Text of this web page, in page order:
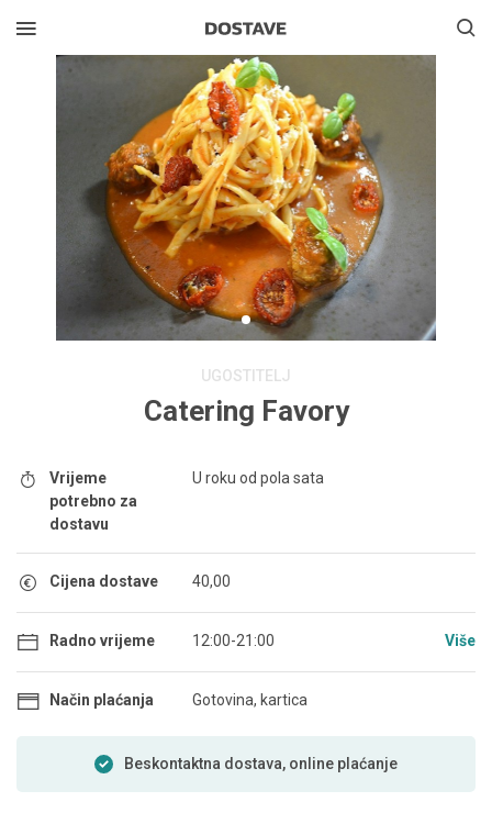
UGOSTITELJ
Catering Favory
Vrijeme
potrebno za
dostavu
U roku od pola sata
Cijena dostave 40,00
Radno vrijeme 12:00-21:00 Više
Način plaćanja Gotovina, kartica
Beskontaktna dostava, online plaćanje